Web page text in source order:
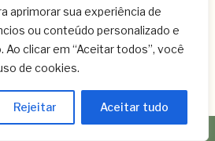
aprimorar sua experiência de
ou conteúdo personalizado e
clicar em “Aceitar todos”, você
de cookies.
Rejeitar Aceitar tudo